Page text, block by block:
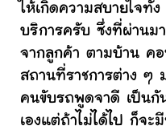
ให้เกิดความสบายใจทั้
บริการครับ ซึ่งที่ผ่านมา
จากลูกค้า ตามบ้าน ค
สถานที่ราชการต่าง ๆ
คนขับรถพูดจาดี เป็นกั
เองแต่ถ้าไม่ได้ไป ก็จ